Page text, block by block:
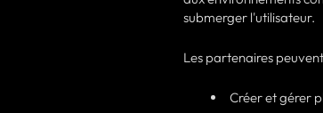
submerger l'utilisateur.
Les partenaires
Créer et gérer